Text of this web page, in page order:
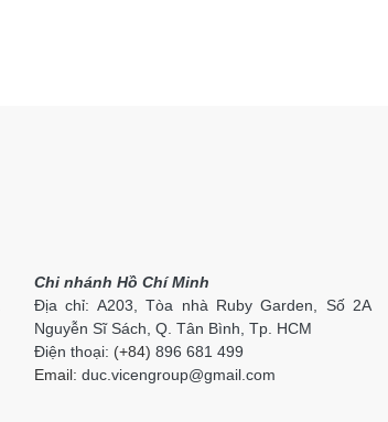
Chi nhánh Hồ Chí Minh
Địa chỉ: A203, Tòa nhà Ruby Garden, Số 2A
Nguyễn Sĩ Sách, Q. Tân Bình, Tp. HCM
Điện thoại: (+84) 896 681 499
Email: duc.vicengroup@gmail.com